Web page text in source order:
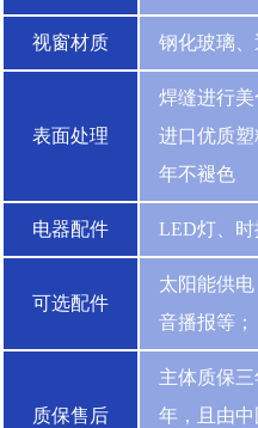
视窗材质 钢化玻璃
表面处理
焊缝进行美
进口优质
年不褪色
电器配件 LED灯、
可选配件
太阳能供
音播报等；
质保售后
主体质保
年，且由